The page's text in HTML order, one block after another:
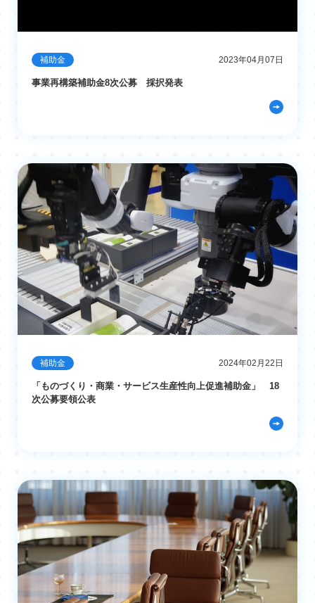
補助金 2023年04月07日
事業再構築補助金8次公募 採択発表
補助金 2024年02月22日
「ものづくり・商業・サービス生産性向上促進補助金」 18
次公募要領公表